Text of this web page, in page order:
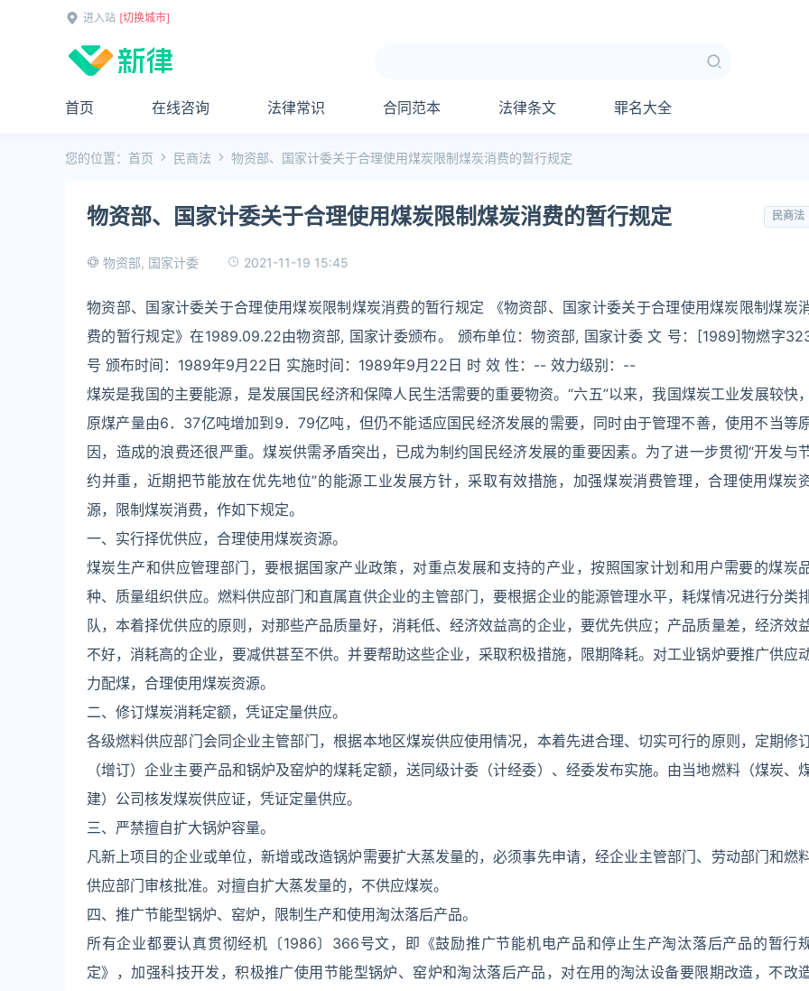
进入站 [切换城市]
首页 在线咨询 法律常识 合同范本 法律条文 罪名大全
您的位置： 首页 民商法 物资部、国家计委关于合理使用煤炭限制煤炭消费的暂行规定
物资部、国家计委关于合理使用煤炭限制煤炭消费的暂行规定 民商法
物资部, 国家计委 2021-11-19 15:45
物资部、国家计委关于合理使用煤炭限制煤炭消费的暂行规定 《物资部、国家计委关于合理使用煤炭限制煤炭
费的暂行规定》在1989.09.22由物资部, 国家计委颁布。 颁布单位：物资部, 国家计委 文 号：[1989]物燃字
号 颁布时间：1989年9月22日 实施时间：1989年9月22日 时 效 性：-- 效力级别：--
煤炭是我国的主要能源，是发展国民经济和保障人民生活需要的重要物资。“六五”以来，我国煤炭工业发展较快，
原煤产量由6．37亿吨增加到9．79亿吨，但仍不能适应国民经济发展的需要，同时由于管理不善，使用不当等
因，造成的浪费还很严重。煤炭供需矛盾突出，已成为制约国民经济发展的重要因素。为了进一步贯彻“开发与
约并重，近期把节能放在优先地位”的能源工业发展方针，采取有效措施，加强煤炭消费管理，合理使用煤炭
源，限制煤炭消费，作如下规定。
一、实行择优供应，合理使用煤炭资源。
煤炭生产和供应管理部门，要根据国家产业政策，对重点发展和支持的产业，按照国家计划和用户需要的煤炭
种、质量组织供应。燃料供应部门和直属直供企业的主管部门，要根据企业的能源管理水平，耗煤情况进行分类
队，本着择优供应的原则，对那些产品质量好，消耗低、经济效益高的企业，要优先供应；产品质量差，经济效
不好，消耗高的企业，要减供甚至不供。并要帮助这些企业，采取积极措施，限期降耗。对工业锅炉要推广供应
力配煤，合理使用煤炭资源。
二、修订煤炭消耗定额，凭证定量供应。
各级燃料供应部门会同企业主管部门，根据本地区煤炭供应使用情况，本着先进合理、切实可行的原则，定期修
（增订）企业主要产品和锅炉及窑炉的煤耗定额，送同级计委（计经委）、经委发布实施。由当地燃料（煤炭、
建）公司核发煤炭供应证，凭证定量供应。
三、严禁擅自扩大锅炉容量。
凡新上项目的企业或单位，新增或改造锅炉需要扩大蒸发量的，必须事先申请，经企业主管部门、劳动部门和燃
供应部门审核批准。对擅自扩大蒸发量的，不供应煤炭。
四、推广节能型锅炉、窑炉，限制生产和使用淘汰落后产品。
所有企业都要认真贯彻经机〔1986〕366号文，即《鼓励推广节能机电产品和停止生产淘汰落后产品的暂行
定》，加强科技开发，积极推广使用节能型锅炉、窑炉和淘汰落后产品，对在用的淘汰设备要限期改造，不改